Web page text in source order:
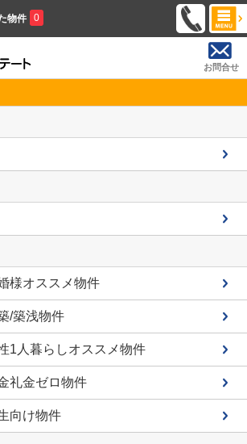
物件 0
お問合せ
様オススメ物件
/築浅物件
1人暮らしオススメ物件
礼金ゼロ物件
向け物件